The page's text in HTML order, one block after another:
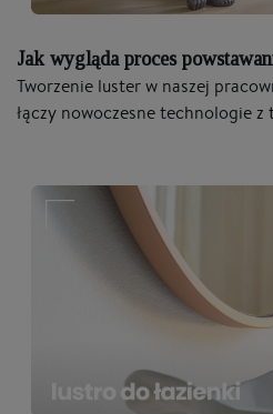
Jak wygląda proces
Tworzenie luster w naszej
łączy nowoczesne technologie